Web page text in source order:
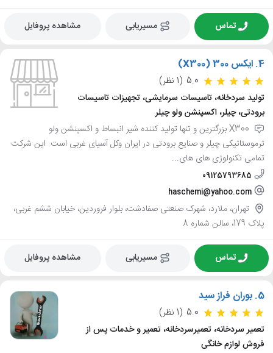
تماس مسیریابی مشاهده پروفایل
4. ایکس 300 (X300)
5.0 (1 نظر)
تولید سردخانه، تاسیسات سرمایشی، تجهیزات تاسیسات
برودتی، چیلر، اکسپنشن ولو چیلر
X300 بزرگترین و تنها تولید کننده شیر انبساط و اکسپنشن ولو
ترموستاتیکی چیلر و صنایع برودتی در ایران وکل آسیای غربی است. این شرکت
تمامی تکنولوژی های های...
09125793685
haschemi@yahoo.com
تهران، ملارد، شهرک صنعتی صفادشت، بلوار فروردین، خیابان ششم غربی،
پلاک 179، سالن شماره 8
تماس مسیریابی مشاهده پروفایل
5. بوران فراز سید
5.0 (1 نظر)
تعمیر سردخانه، تعمیرسردخانه، تعمیر و خدمات پس از
فروش لوازم خانگی